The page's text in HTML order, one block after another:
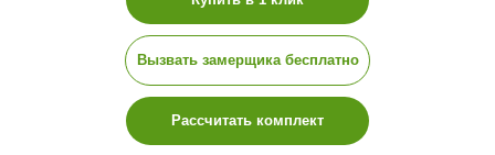
Вызвать замерщика бесплатно
Рассчитать комплект